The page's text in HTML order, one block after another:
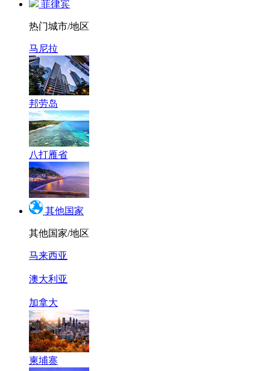
菲律宾
热门城市/地区
马尼拉
邦劳岛
八打雁省
其他国家
其他国家/地区
马来西亚
澳大利亚
加拿大
柬埔寨